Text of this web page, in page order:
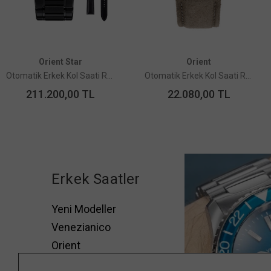
Orient Star
211.200,00 TL
Orient
22.080,00 TL
Erkek Saatler
Yeni Modeller
Venezianico
Orient